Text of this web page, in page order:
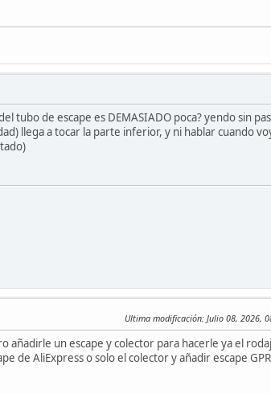
tubo de escape es DEMASIADO poca? yendo sin
llega a tocar la parte inferior, y ni hablar cuando
Ultima modificación: Julio 08, 2026,
un escape y colector para hacerle ya el
de AliExpress o solo el colector y añadir escape